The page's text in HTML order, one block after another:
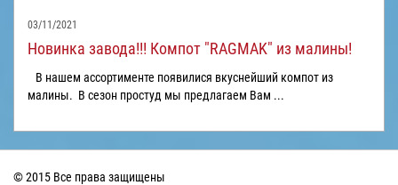
03/11/2021
Новинка завода!!! Компот "RAGMAK" из малины!
В нашем ассортименте появилися вкуснейший компот из
малины. В сезон простуд мы предлагаем Вам ...
© 2015 Все права защищены